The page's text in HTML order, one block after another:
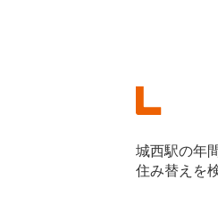
城西駅の年
住み替えを